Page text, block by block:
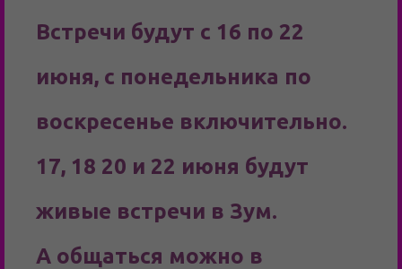
Встречи будут с 16 по 22
июня, с понедельника по
воскресенье включительно.
17, 18 20 и 22 июня будут
живые встречи в Зум.
А общаться можно в